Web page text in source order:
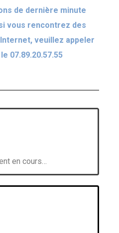
de dernière minute
vous rencontrez des
veuillez appeler
07.89.20.57.55
en cours…